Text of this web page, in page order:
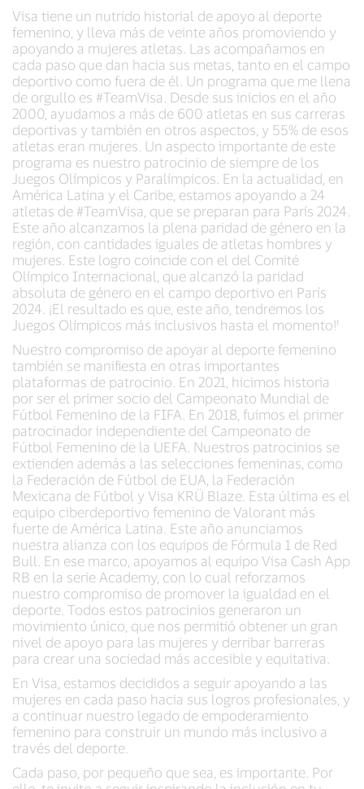
Visa tiene un nutrido historial de apoyo al deporte
femenino, y lleva más de veinte años promoviendo y
apoyando a mujeres atletas. Las acompañamos en
cada paso que dan hacia sus metas, tanto en el campo
deportivo como fuera de él. Un programa que me llena
de orgullo es #TeamVisa. Desde sus inicios en el año
2000, ayudamos a más de 600 atletas en sus carreras
deportivas y también en otros aspectos, y 55% de esos
atletas eran mujeres. Un aspecto importante de este
programa es nuestro patrocinio de siempre de los
Juegos Olímpicos y Paralímpicos. En la actualidad, en
América Latina y el Caribe, estamos apoyando a 24
atletas de #TeamVisa, que se preparan para París 2024.
Este año alcanzamos la plena paridad de género en la
región, con cantidades iguales de atletas hombres y
mujeres. Este logro coincide con el del Comité
Olímpico Internacional, que alcanzó la paridad
absoluta de género en el campo deportivo en París
2024. ¡El resultado es que, este año, tendremos los
Juegos Olímpicos más inclusivos hasta el momento!¹
Nuestro compromiso de apoyar al deporte femenino
también se manifiesta en otras importantes
plataformas de patrocinio. En 2021, hicimos historia
por ser el primer socio del Campeonato Mundial de
Fútbol Femenino de la FIFA. En 2018, fuimos el primer
patrocinador independiente del Campeonato de
Fútbol Femenino de la UEFA. Nuestros patrocinios se
extienden además a las selecciones femeninas, como
la Federación de Fútbol de EUA, la Federación
Mexicana de Fútbol y Visa KRÜ Blaze. Esta última es el
equipo ciberdeportivo femenino de Valorant más
fuerte de América Latina. Este año anunciamos
nuestra alianza con los equipos de Fórmula 1 de Red
Bull. En ese marco, apoyamos al equipo Visa Cash App
RB en la serie Academy, con lo cual reforzamos
nuestro compromiso de promover la igualdad en el
deporte. Todos estos patrocinios generaron un
movimiento único, que nos permitió obtener un gran
nivel de apoyo para las mujeres y derribar barreras
para crear una sociedad más accesible y equitativa.
En Visa, estamos decididos a seguir apoyando a las
mujeres en cada paso hacia sus logros profesionales, y
a continuar nuestro legado de empoderamiento
femenino para construir un mundo más inclusivo a
través del deporte.
Cada paso, por pequeño que sea, es importante. Por